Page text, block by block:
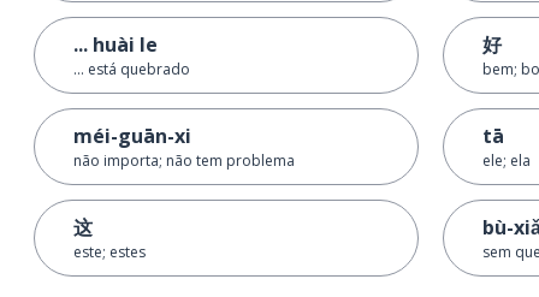
... huài le
... está quebrado
méi-guān-xi
não importa; não tem problema
这
este; estes
好
bem;
tā
ele; ela
bù-
sem